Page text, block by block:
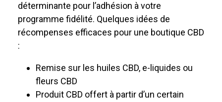
déterminante pour l’adhésion à votre
programme fidélité. Quelques idées de
récompenses efficaces pour une boutique CBD
:
Remise sur les huiles CBD, e-liquides ou
fleurs CBD
Produit CBD offert à partir d’un certain